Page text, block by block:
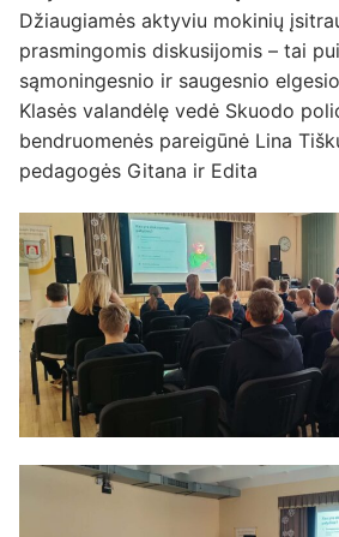
Džiaugiamės aktyviu mokinių
prasmingomis diskusijomis – tai
sąmoningesnio ir saugesnio
Klasės valandėlę vedė Skuodo
bendruomenės pareigūnė Lina
pedagogės Gitana ir Edita